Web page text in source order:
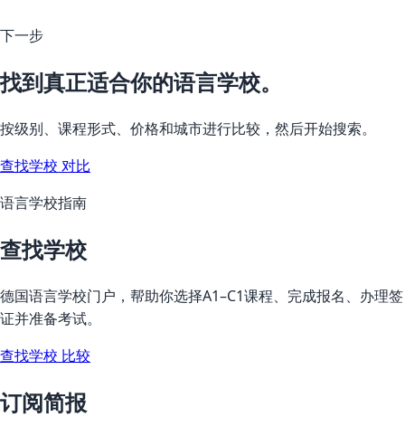
下一步
找到真正适合你的语言学校。
按级别、课程形式、价格和城市进行比较，然后开始搜索。
查找学校 对比
语言学校指南
查找学校
德国语言学校门户，帮助你选择A1–C1课程、完成报名、办理签
证并准备考试。
查找学校 比较
订阅简报